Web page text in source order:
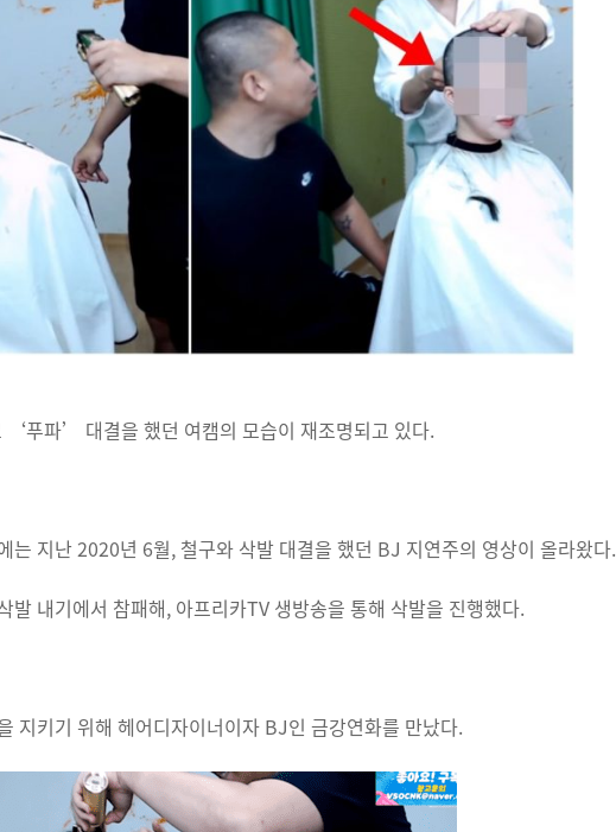
‘푸파’ 대결을 했던 여캠의 모습이 재조명되고 있다.
는 지난 2020년 6월, 철구와 삭발 대결을 했던 BJ 지연주의 영상이 올라왔다.
발 내기에서 참패해, 아프리카TV 생방송을 통해 삭발을 진행했다.
지키기 위해 헤어디자이너이자 BJ인 금강연화를 만났다.